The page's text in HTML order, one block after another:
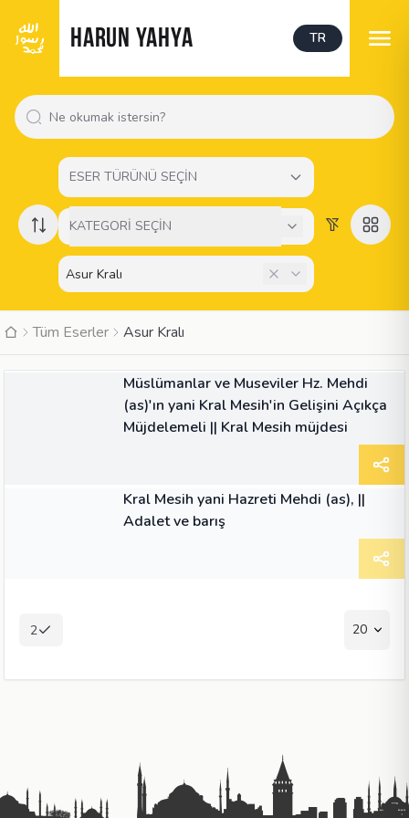
HARUN YAHYA TR
ESER TÜRÜNÜ SEÇİN
KATEGORİ SEÇİN
Tüm Eserler Asur Kralı
Müslümanlar ve Museviler Hz. Mehdi
(as)'ın yani Kral Mesih'in Gelişini Açıkça
Müjdelemeli || Kral Mesih müjdesi
Kral Mesih yani Hazreti Mehdi (as), ||
Adalet ve barış
2 20